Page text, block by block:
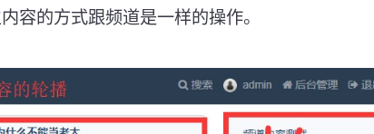
容的方式跟频道是一样的操作。